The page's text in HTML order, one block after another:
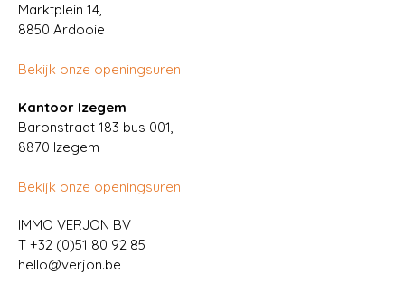
Marktplein 14,
8850 Ardooie
Bekijk onze openingsuren
Kantoor Izegem
Baronstraat 183 bus 001,
8870 Izegem
Bekijk onze openingsuren
IMMO VERJON BV
T +32 (0)51 80 92 85
hello@verjon.be